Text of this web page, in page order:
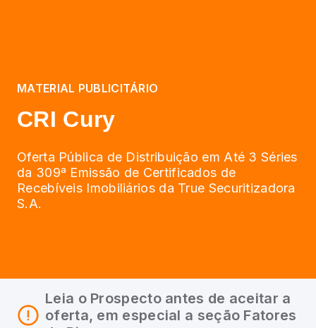
MATERIAL PUBLICITÁRIO
CRI Cury
Oferta Pública de Distribuição em Até 3 Séries
da 309ª Emissão de Certificados de
Recebíveis Imobiliários da True Securitizadora
S.A.
Leia o Prospecto antes de aceitar a
oferta, em especial a seção Fatores